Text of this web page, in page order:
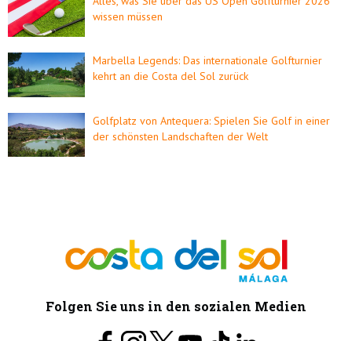
wissen müssen
Marbella Legends: Das internationale Golfturnier
kehrt an die Costa del Sol zurück
Golfplatz von Antequera: Spielen Sie Golf in einer
der schönsten Landschaften der Welt
Folgen Sie uns in den sozialen Medien